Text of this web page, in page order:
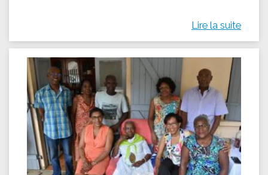
Lire la suite